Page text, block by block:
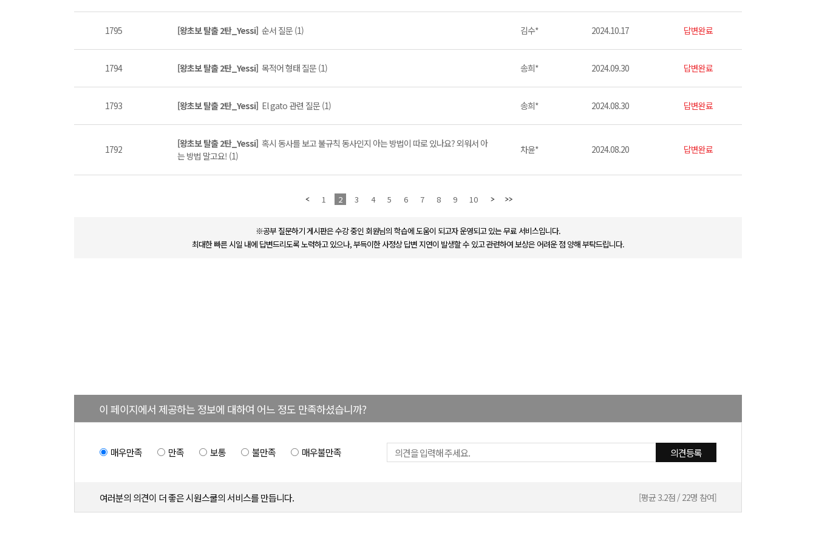
1795 [왕초보 탈출 2탄_Yessi] 순서 질문 (1) 김수* 2024.10.17 답변완료
1794 [왕초보 탈출 2탄_Yessi] 목적어 형태 질문 (1) 송희* 2024.09.30 답변완료
1793 [왕초보 탈출 2탄_Yessi] El gato 관련 질문 (1) 송희* 2024.08.30 답변완료
1792 [왕초보 탈출 2탄_Yessi] 혹시 동사를 보고 불규칙 동사인지 아는 방법이 따로 있나요? 외워서 아
는 방법 말고요! (1)
차윤* 2024.08.20 답변완료
1 2 3 4 5 6 7 8 9 10
※공부 질문하기 게시판은 수강 중인 회원님의 학습에 도움이 되고자 운영되고 있는 무료 서비스입니다.
최대한 빠른 시일 내에 답변드리도록 노력하고 있으나, 부득이한 사정상 답변 지연이 발생할 수 있고 관련하여 보상은 어려운 점 양해 부탁드립니다.
이 페이지에서 제공하는 정보에 대하여 어느 정도 만족하셨습니까?
매우만족 만족 보통 불만족 매우불만족 의견등록
여러분의 의견이 더 좋은 시원스쿨의 서비스를 만듭니다. [평균 3.2점 / 22명 참여]